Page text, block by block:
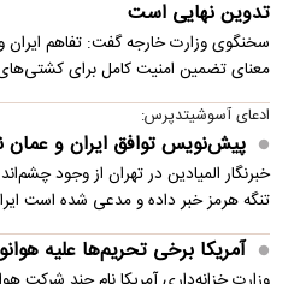
تدوین نهایی است
سخنگوی وزارت خارجه گفت: تفاهم ایران
معنای تضمین امنیت کامل برای
ادعای آسوشیتدپرس:
پیش‌نویس توافق ایران و عمان
خبرنگار المیادین در تهران از وجود
تنگه هرمز خبر داده و مدعی شده است
آمریکا برخی تحریم‌ها علیه